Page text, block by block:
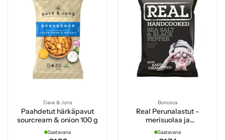
Dave & Jons
Paahdetut härkäpavut
sourcream & onion 100 g
Saatavana
Boncoca
Real Perunalastut -
merisuolaa ja
mustapippuria 35 g
Saatavana